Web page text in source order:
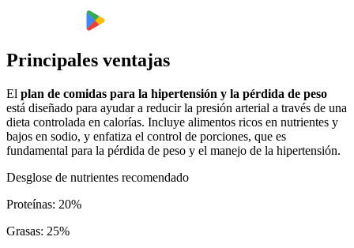
Principales ventajas
El plan de comidas para la hipertensión y la pérdida de peso
está diseñado para ayudar a reducir la presión arterial a través de una
dieta controlada en calorías. Incluye alimentos ricos en nutrientes y
bajos en sodio, y enfatiza el control de porciones, que es
fundamental para la pérdida de peso y el manejo de la hipertensión.
Desglose de nutrientes recomendado
Proteínas: 20%
Grasas: 25%